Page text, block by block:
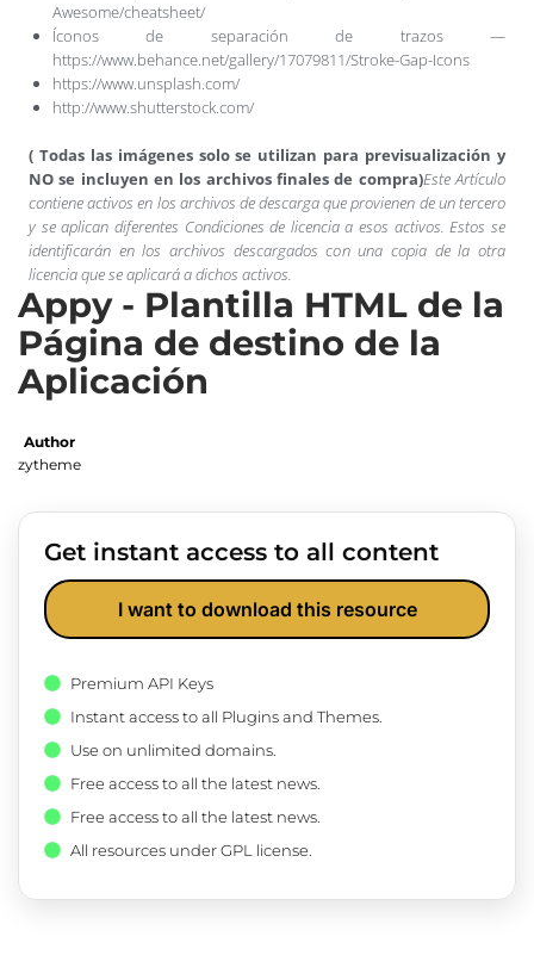
Awesome/cheatsheet/
Íconos de separación de trazos —
https://www.behance.net/gallery/17079811/Stroke-Gap-Icons
https://www.unsplash.com/
http://www.shutterstock.com/
( Todas las imágenes solo se utilizan para previsualización y
NO se incluyen en los archivos finales de compra)Este Artículo
contiene activos en los archivos de descarga que provienen de un tercero
y se aplican diferentes Condiciones de licencia a esos activos. Estos se
identificarán en los archivos descargados con una copia de la otra
licencia que se aplicará a dichos activos.
Appy - Plantilla HTML de la
Página de destino de la
Aplicación
Author
zytheme
Get instant access to all content
I want to download this resource
Premium API Keys
Instant access to all Plugins and Themes.
Use on unlimited domains.
Free access to all the latest news.
Free access to all the latest news.
All resources under GPL license.